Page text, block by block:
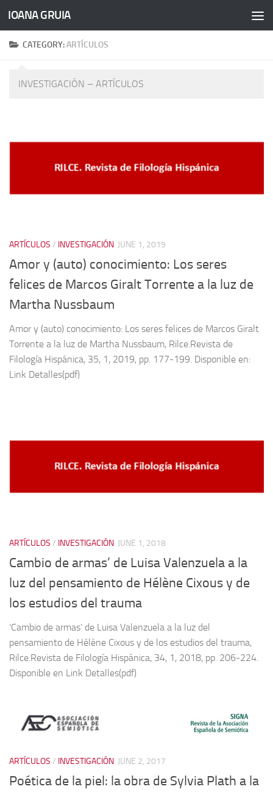
Skip to content
IOANA GRUIA
CATEGORY:ARTÍCULOS
INVESTIGACIÓN – ARTÍCULOS
ARTÍCULOS / INVESTIGACIÓN JUNE 1, 2019
Amor y (auto) conocimiento: Los seres
felices de Marcos Giralt Torrente a la luz de
Martha Nussbaum
Amor y (auto) conocimiento: Los seres felices de Marcos Giralt
Torrente a la luz de Martha Nussbaum, Rilce.Revista de
Filología Hispánica, 35, 1, 2019, pp. 177-199. Disponible en:
Link Detalles(pdf)
ARTÍCULOS / INVESTIGACIÓN JUNE 1, 2018
Cambio de armas’ de Luisa Valenzuela a la
luz del pensamiento de Hélène Cixous y de
los estudios del trauma
‘Cambio de armas’ de Luisa Valenzuela a la luz del
pensamiento de Hélène Cixous y de los estudios del trauma,
Rilce.Revista de Filología Hispánica, 34, 1, 2018, pp. 206-224.
Disponible en Link Detalles(pdf)
ARTÍCULOS / INVESTIGACIÓN JUNE 2, 2017
Poética de la piel: la obra de Sylvia Plath a la